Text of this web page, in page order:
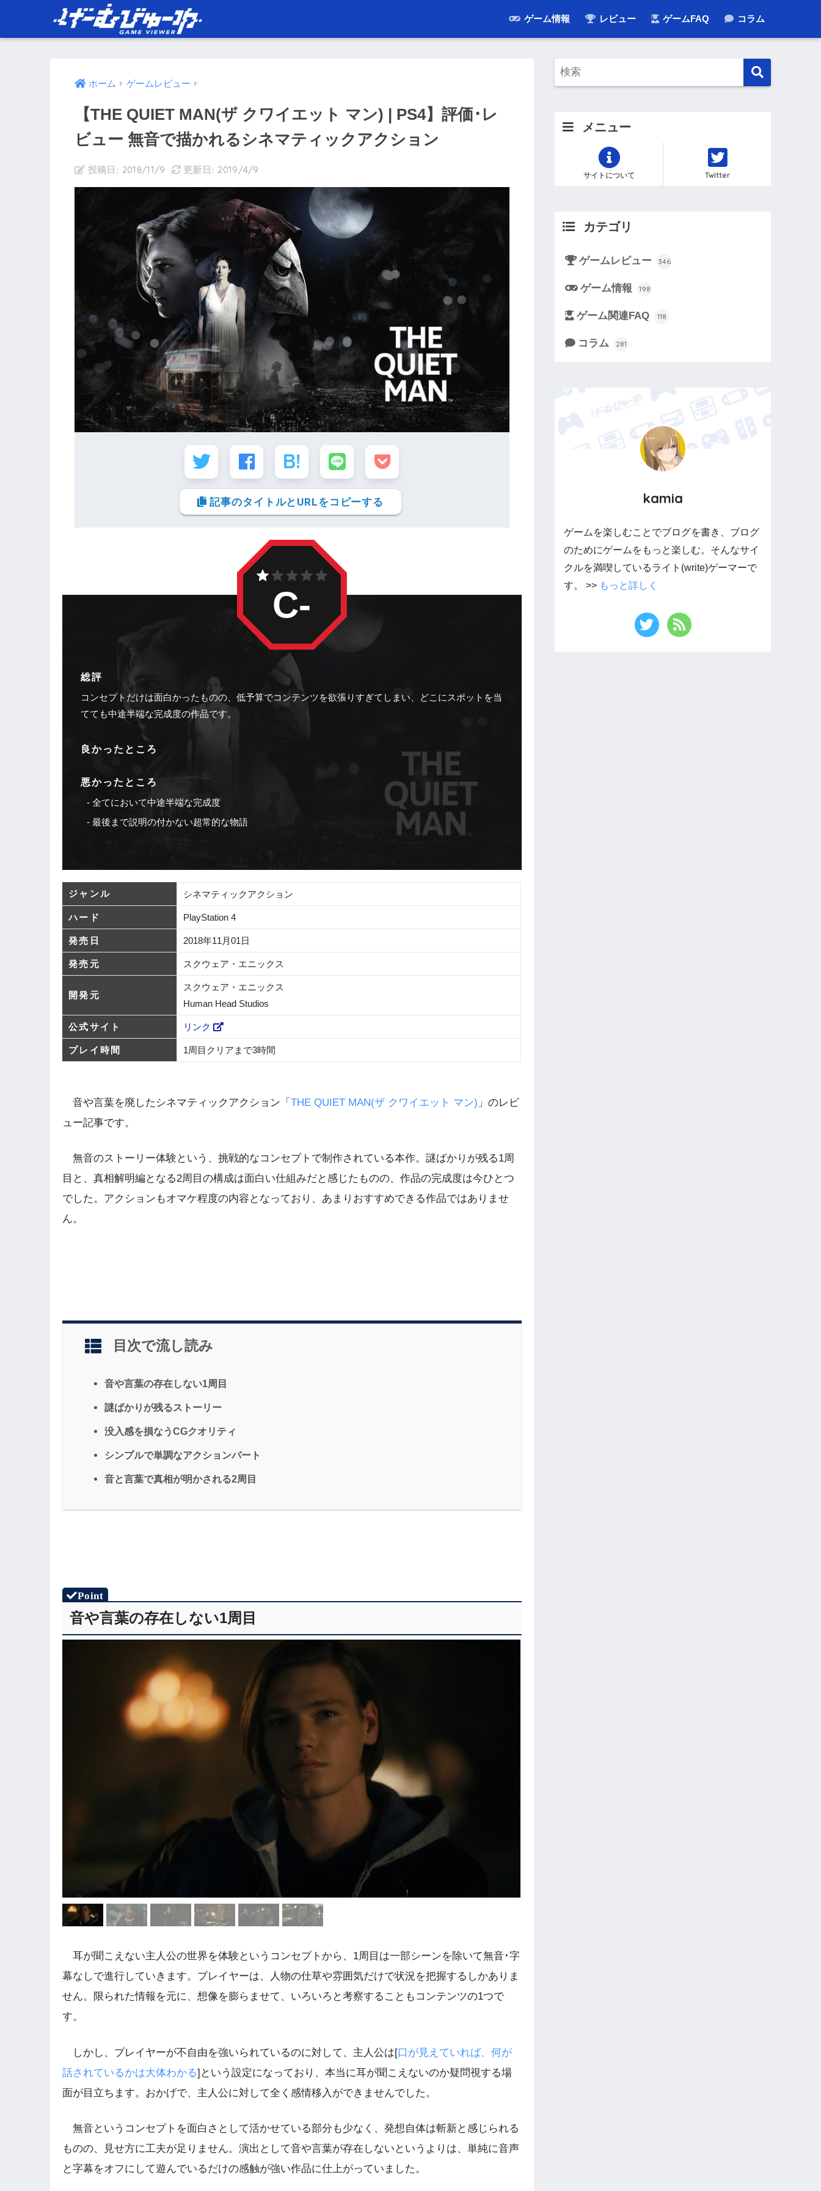
ゲーム情報 レビュー ゲームFAQ コラム
ホーム ゲームレビュー
【THE QUIET MAN(ザ クワイエット マン) | PS4】評価･レ
ビュー 無音で描かれるシネマティックアクション
2018/11/9 2019/4/9
記事のタイトルとURLをコピーする
総評
コンセプトだけは面白かったものの、低予算でコンテンツを欲張りすぎてしまい、どこにスポットを当
てても中途半端な完成度の作品です。
良かったところ
悪かったところ
全てにおいて中途半端な完成度
最後まで説明の付かない超常的な物語
C-
ジャンル シネマティックアクション
ハード PlayStation 4
発売日 2018年11月01日
発売元 スクウェア・エニックス
開発元
スクウェア・エニックス
Human Head Studios
公式サイト リンク
プレイ時間 1周目クリアまで3時間
音や言葉を廃したシネマティックアクション「 THE QUIET MAN(ザ クワイエット マン) 」のレビ
ュー記事です。
無音のストーリー体験という、挑戦的なコンセプトで制作されている本作。謎ばかりが残る1周
目と、真相解明編となる2周目の構成は面白い仕組みだと感じたものの、作品の完成度は今ひとつ
でした。アクションもオマケ程度の内容となっており、あまりおすすめできる作品ではありませ
ん。
目次で流し読み
音や言葉の存在しない1周目
謎ばかりが残るストーリー
没入感を損なうCGクオリティ
シンプルで単調なアクションパート
音と言葉で真相が明かされる2周目
音や言葉の存在しない1周目
耳が聞こえない主人公の世界を体験というコンセプトから、1周目は一部シーンを除いて無音･字
幕なしで進行していきます。プレイヤーは、人物の仕草や雰囲気だけで状況を把握するしかありま
せん。限られた情報を元に、想像を膨らませて、いろいろと考察することもコンテンツの1つで
す。
しかし、プレイヤーが不自由を強いられているのに対して、主人公は[口が見えていれば、何が
話されているかは大体わかる]という設定になっており、本当に耳が聞こえないのか疑問視する場
面が目立ちます。おかげで、主人公に対して全く感情移入ができませんでした。
無音というコンセプトを面白さとして活かせている部分も少なく、発想自体は斬新と感じられる
ものの、見せ方に工夫が足りません。演出として音や言葉が存在しないというよりは、単純に音声
と字幕をオフにして遊んでいるだけの感触が強い作品に仕上がっていました。
メニュー
サイトについて Twitter
カテゴリ
ゲームレビュー 346
ゲーム情報 198
ゲーム関連FAQ 118
コラム 281
kamia
ゲームを楽しむことでブログを書き、ブログ
のためにゲームをもっと楽しむ。そんなサイ
クルを満喫しているライト(write)ゲーマーで
す。 >> もっと詳しく